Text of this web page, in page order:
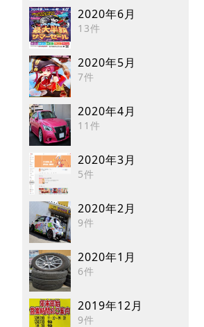
2020年6月
13件
2020年5月
7件
2020年4月
11件
2020年3月
5件
2020年2月
9件
2020年1月
6件
2019年12月
9件